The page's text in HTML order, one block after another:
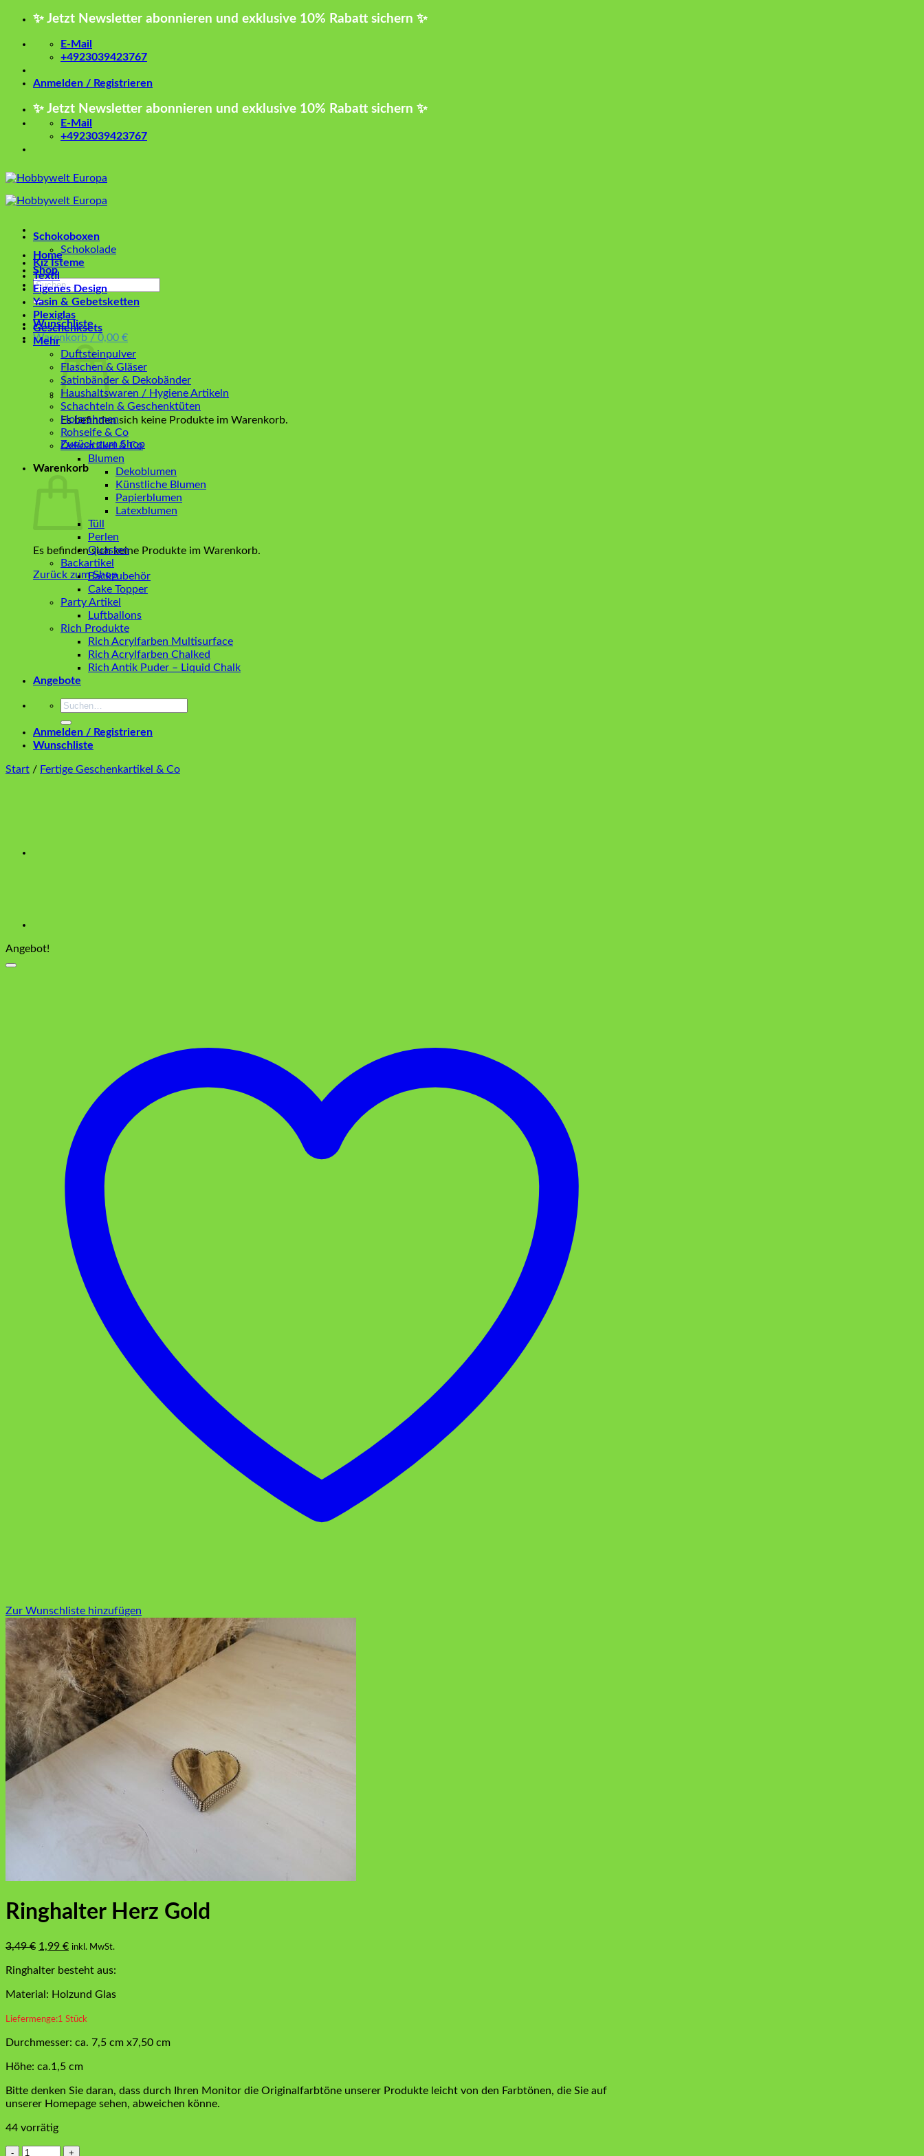
Zum
springen
✨ Jetzt Newsletter abonnieren und exklusive 10% Rabatt sichern ✨
E-Mail
+4923039423767
Anmelden / Registrieren
✨ Jetzt Newsletter abonnieren und exklusive 10% Rabatt sichern ✨
E-Mail
+4923039423767
Home
Shop
Suchen
nach:
Wunschliste
Warenkorb / 0,00 €
Es befinden sich keine Produkte im Warenkorb.
Zurück zum Shop
Warenkorb
Es befinden sich keine Produkte im Warenkorb.
Zurück zum Shop
Schokoboxen
Schokolade
Kız İsteme
Textil
Eigenes Design
Yasin & Gebetsketten
Plexiglas
Geschenksets
Mehr
Duftsteinpulver
Flaschen & Gläser
Satinbänder & Dekobänder
Haushaltswaren / Hygiene Artikeln
Schachteln & Geschenktüten
Holzrahmen
Rohseife & Co
Dekoartikel & Co
Blumen
Dekoblumen
Künstliche Blumen
Papierblumen
Latexblumen
Tüll
Perlen
Quasten
Backartikel
Backzubehör
Cake Topper
Party Artikel
Luftballons
Rich Produkte
Rich Acrylfarben Multisurface
Rich Acrylfarben Chalked
Rich Antik Puder – Liquid Chalk
Angebote
Suchen
Anmelden / Registrieren
Wunschliste
Start / Fertige Geschenkartikel & Co
Angebot!
Zur Wunschliste hinzufügen
Ringhalter Herz Gold
3,49€ Ursprünglicher
war:
1,99 €Aktueller
ist:
inkl. MwSt.
Ringhalter besteht aus:
Material: Holzund Glas
Liefermenge:1 Stück
Durchmesser: ca. 7,5 cm x7,50 cm
Höhe: ca.1,5 cm
Bitte denken Sie daran, dass durch Ihren Monitor die Originalfarbtöne unserer Produkte leicht von den Farbtönen, die Sie auf
unserer Homepage sehen, abweichen könne.
44 vorrätig
Ringhalter